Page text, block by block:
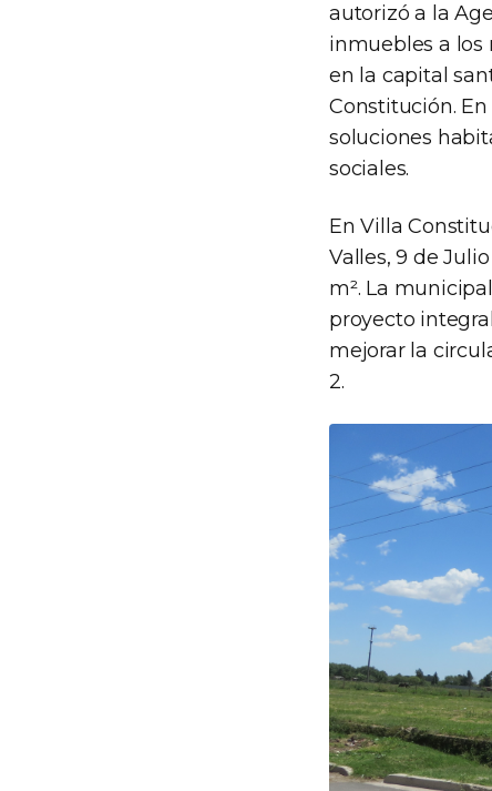
autorizó a la
inmuebles a los
en la capital
Constitución.
soluciones
sociales.
En Villa
Valles, 9 de
m². La
proyecto
mejorar la
2.